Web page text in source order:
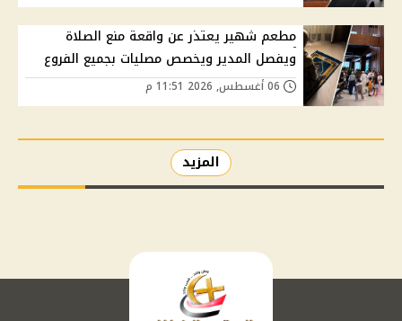
مطعم شهير يعتذر عن واقعة منع الصلاة
ويفصل المدير ويخصص مصليات بجميع الفروع
المزيد